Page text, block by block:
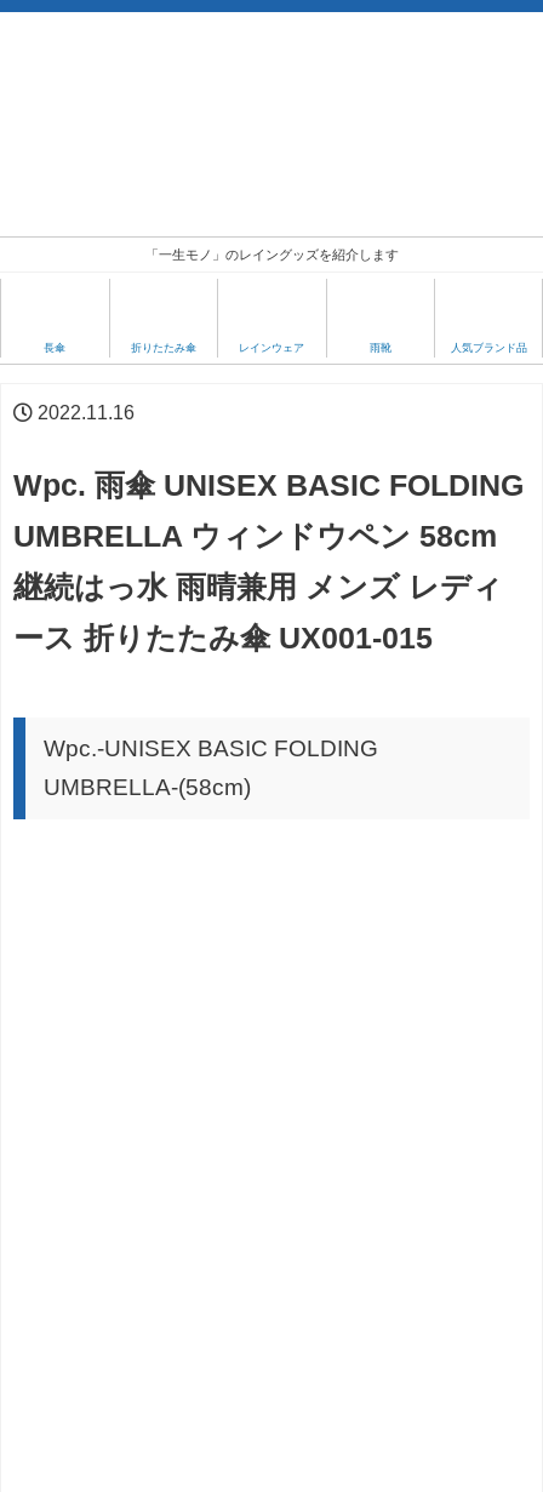
「一生モノ」のレイングッズを紹介します
長傘 折りたたみ傘 レインウェア 雨靴 人気ブランド品
2022.11.16
Wpc. 雨傘 UNISEX BASIC FOLDING
UMBRELLA ウィンドウペン 58cm
継続はっ水 雨晴兼用 メンズ レディ
ース 折りたたみ傘 UX001-015
Wpc.-UNISEX BASIC FOLDING
UMBRELLA-(58cm)